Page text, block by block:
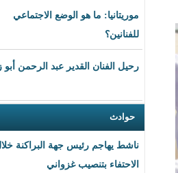
ما هو الوضع الاجتماعي
القدير عبد الرحمن أبو زهرة
رئيس جهة البراكنة خلال
غزواني